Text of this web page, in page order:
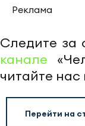
Реклама
Следите
канале
читайте нас
Перейти на